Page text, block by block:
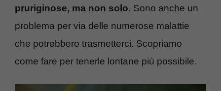
pruriginose, ma non solo. Sono anche un
problema per via delle numerose malattie
che potrebbero trasmetterci. Scopriamo
come fare per tenerle lontane più possibile.